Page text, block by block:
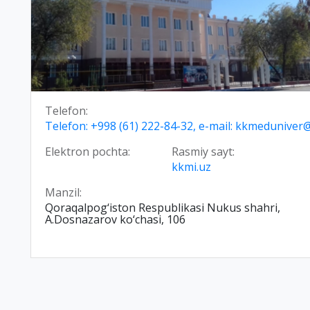
Telefon:
Telefon: +998 (61) 222-84-32, e-mail:
Elektron pochta:
Rasmiy sayt:
kkmi.uz
Manzil:
Qoraqalpog‘iston Respublikasi Nukus shahri,
А.Dosnazarov ko‘chasi, 106